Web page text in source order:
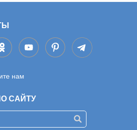
нам
САЙТУ